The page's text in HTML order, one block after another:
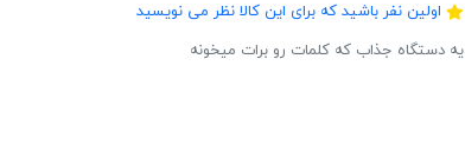
اولین نفر باشید که برای این کالا نظر می نویسید
یه دستگاه جذاب که کلمات رو برات میخونه